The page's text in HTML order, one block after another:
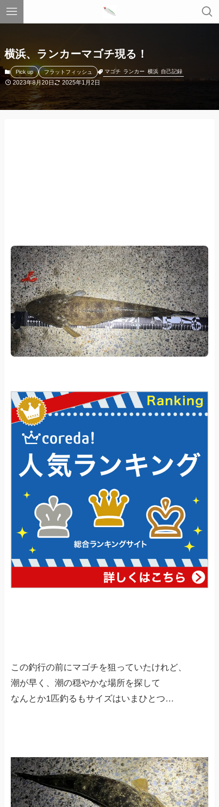
横浜、ランカーマゴチ現る！
Pick up フラットフィッシュ マゴチ ランカー 横浜 自己記録
2023年8月20日 2025年1月2日
この釣行の前にマゴチを狙っていたけれど、
潮が早く、潮の穏やかな場所を探して
なんとか1匹釣るもサイズはいまひとつ…